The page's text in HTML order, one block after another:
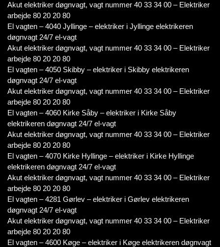
Akut elektriker døgnvagt, vagt nummer 40 33 34 00 – Elektriker
arbejde 80 20 20 80
El vagten – 4040 Jyllinge – elektriker i Jyllinge elektrikeren
døgnvagt 24/7 el-vagt
Akut elektriker døgnvagt, vagt nummer 40 33 34 00 – Elektriker
arbejde 80 20 20 80
El vagten – 4050 Skibby – elektriker i Skibby elektrikeren
døgnvagt 24/7 el-vagt
Akut elektriker døgnvagt, vagt nummer 40 33 34 00 – Elektriker
arbejde 80 20 20 80
El vagten – 4060 Kirke Såby – elektriker i Kirke Såby
elektrikeren døgnvagt 24/7 el-vagt
Akut elektriker døgnvagt, vagt nummer 40 33 34 00 – Elektriker
arbejde 80 20 20 80
El vagten – 4070 Kirke Hyllinge – elektriker i Kirke Hyllinge
elektrikeren døgnvagt 24/7 el-vagt
Akut elektriker døgnvagt, vagt nummer 40 33 34 00 – Elektriker
arbejde 80 20 20 80
El vagten – 4281 Gørlev – elektriker i Gørlev elektrikeren
døgnvagt 24/7 el-vagt
Akut elektriker døgnvagt, vagt nummer 40 33 34 00 – Elektriker
arbejde 80 20 20 80
El vagten – 4600 Køge – elektriker i Køge elektrikeren døgnvagt